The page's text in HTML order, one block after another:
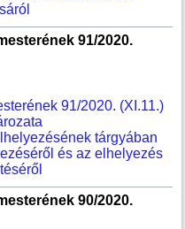
91/2020.
91/2020. (XI.11.)
tárgyában
és az elhelyezés
90/2020.